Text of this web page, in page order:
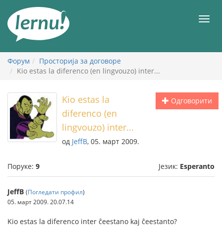
садржају
Форум
Просторија за договоре
Kio estas la diferenco (en lingvouzo) inter...
Одговорити
Kio estas la
diferenco (en
lingvouzo) inter...
од JeffB, 05. март 2009.
Поруке: 9 Језик: Esperanto
JeffB (Погледати профил)
05. март 2009. 20.07.14
Kio estas la diferenco inter ĉeestano kaj ĉeestanto?